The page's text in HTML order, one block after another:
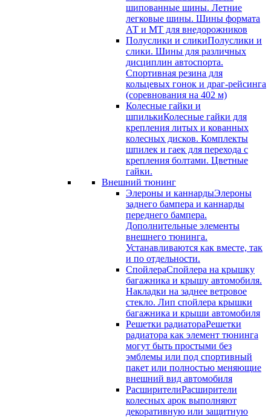
шипованные шины. Летние
легковые шины. Шины формата
АТ и МТ для внедорожников
Полуслики и сликиПолуслики и
слики. Шины для различных
дисциплин автоспорта.
Спортивная резина для
кольцевых гонок и драг-рейсинга
(соревнования на 402 м)
Колесные гайки и
шпилькиКолесные гайки для
крепления литых и кованных
колесных дисков. Комплекты
шпилек и гаек для перехода с
крепления болтами. Цветные
гайки.
Внешний тюнинг
Элероны и каннардыЭлероны
заднего бампера и каннарды
переднего бампера.
Дополнительные элементы
внешнего тюнинга.
Устанавливаются как вместе, так
и по отдельности.
СпойлераСпойлера на крышку
багажника и крышу автомобиля.
Накладки на заднее ветровое
стекло. Лип спойлера крышки
багажника и крыши автомобиля
Решетки радиатораРешетки
радиатора как элемент тюнинга
могут быть простыми без
эмблемы или под спортивный
пакет или полностью меняющие
внешний вид автомобиля
РасширителиРасширители
колесных арок выполняют
декоративную или защитную